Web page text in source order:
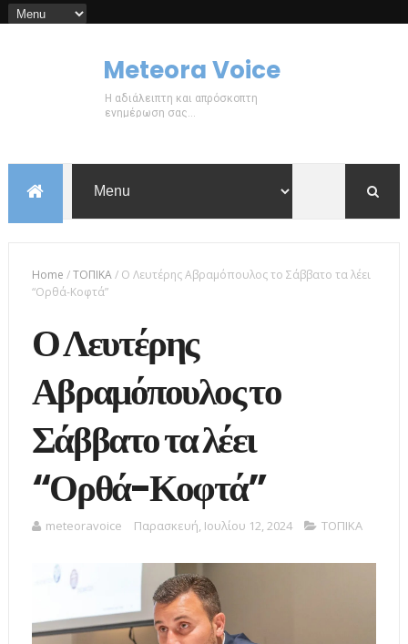
Meteora Voice
Η αδιάλειπτη και απρόσκοπτη
ενημέρωση σας...
Home /ΤΟΠΙΚΑ/ Ο Λευτέρης Αβραμόπουλος το Σάββατο τα λέει
“Ορθά-Κοφτά”
Ο Λευτέρης
Αβραμόπουλος το
Σάββατο τα λέει
“Ορθά-Κοφτά”
meteoravoice Παρασκευή, Ιουλίου 12, 2024 ΤΟΠΙΚΑ